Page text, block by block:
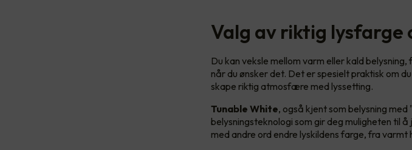
Valg av riktig
Du kan veksle mellom varm eller kald
når du ønsker det. Det er spesielt praktisk om
skape riktig atmosfære med lyssetting.
Tunable White, også kjent som belysning
belysningsteknologi som gir deg muligheten til
med andre ord endre lyskildens farge, fra